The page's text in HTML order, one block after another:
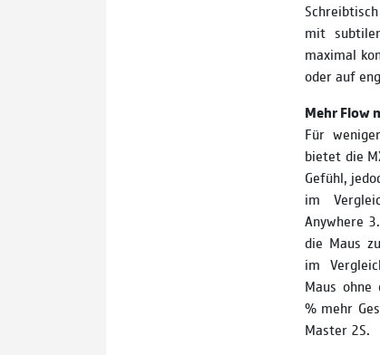
mit
maximal
oder auf
Mehr Flow
Für
bietet die
Gefühl,
im
Anywhere
die Maus
im
Maus ohne
% mehr
Master 2S.